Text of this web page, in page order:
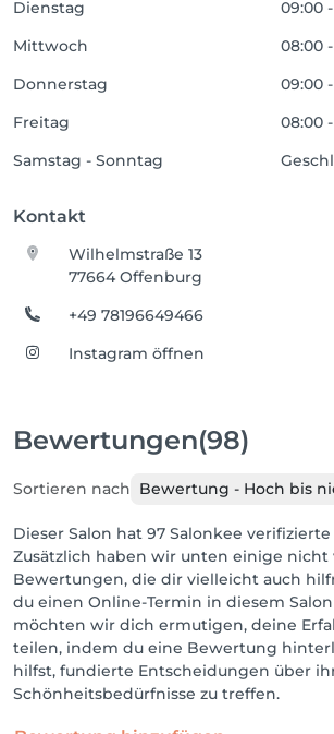
Dienstag
09:00 -
Mittwoch
08:00
Donnerstag
09:00
Freitag
08:00
Samstag - Sonntag
Kontakt
Wilhelmstraße 13
77664 Offenburg
+49 78196649466
Instagram öffnen
Bewertungen(98)
Sortieren nach Bewertung - Hoch bis
Dieser Salon hat 97 Salonkee
Zusätzlich haben wir unten einige nicht
Bewertungen, die dir vielleicht auch
du einen Online-Termin in diesem
möchten wir dich ermutigen, deine
teilen, indem du eine Bewertung
hilfst, fundierte Entscheidungen über
Schönheitsbedürfnisse zu treffen.